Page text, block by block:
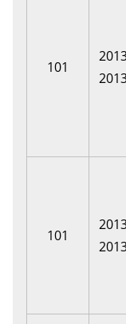
101
101